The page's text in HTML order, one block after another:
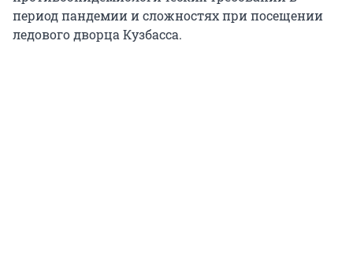
период пандемии и сложностях при посещении
ледового дворца Кузбасса.